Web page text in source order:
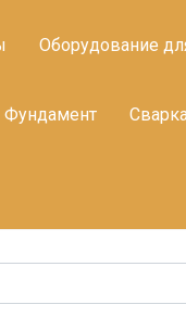
Оборудование
Фундамент